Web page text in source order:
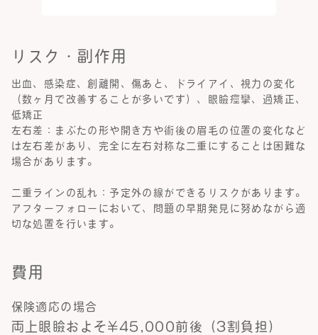
リスク・副作用
出血、感染症、創離開、傷あと、ドライアイ、視力の変化
（数ヶ月で改善することが多いです）、眼瞼痙攣、過矯正、
低矯正
左右差：まぶたの形や開き方や術後の眉毛の位置の変化など
は左右差があり、完全に左右対称な二重にすることは困難な
場合があります。
二重ラインの乱れ：予定外の線ができるリスクがあります。
アフターフォローにおいて、問題の早期発見に努めながら適
切な処置を行います。
費用
保険適応の場合
両上眼瞼およそ¥45,000前後（3割負担）